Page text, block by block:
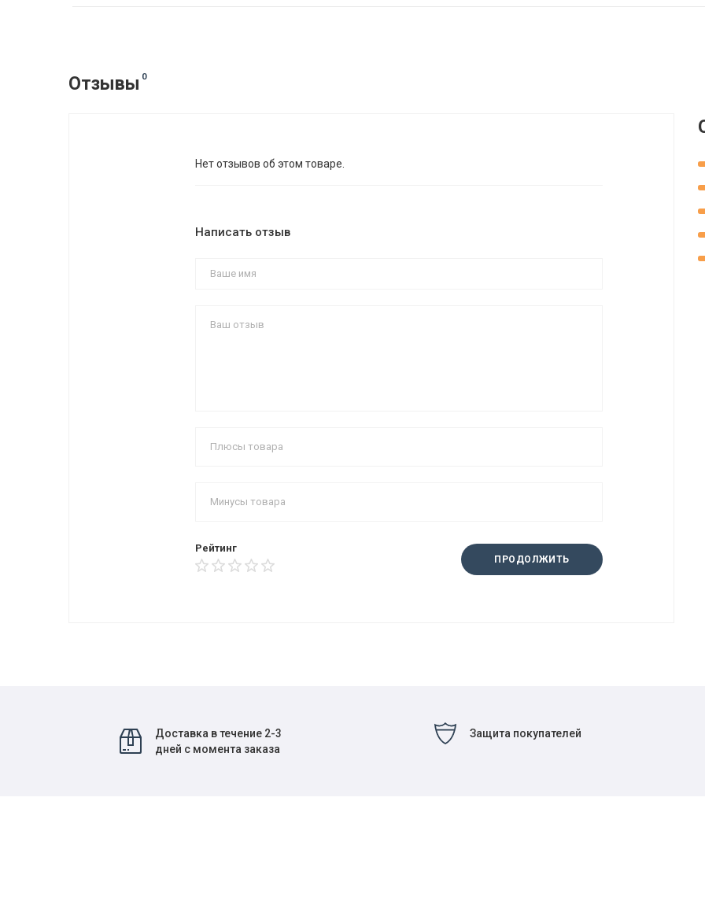
Отзывы 0
Нет отзывов об этом товаре.
Написать отзыв
Рейтинг
ПРОДОЛЖИТЬ
Доставка в течение 2-3
дней с момента заказа
Защита покупателей